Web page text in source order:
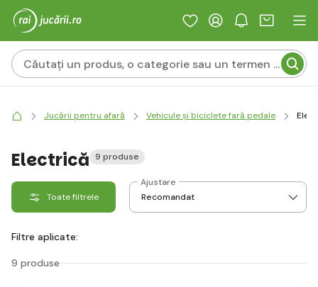
Jucării pentru afară Vehicule și biciclete fară pedale
Electrică 9 produse
Toate filtrele
Ajustare
Filtre aplicate:
9 produse